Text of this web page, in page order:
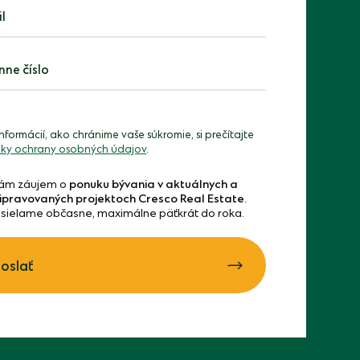
ako chránime vaše súkromie, si prečítajte
ochrany osobných údajov.
záujem o ponuku bývania v aktuálnych a
projektoch Cresco Real Estate.
občasne, maximálne päťkrát do roka.